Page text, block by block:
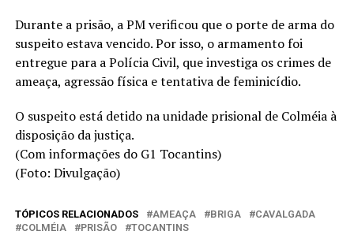
Durante a prisão, a PM verificou que o porte de arma do
suspeito estava vencido. Por isso, o armamento foi
entregue para a Polícia Civil, que investiga os crimes de
ameaça, agressão física e tentativa de feminicídio.
O suspeito está detido na unidade prisional de Colméia à
disposição da justiça.
(Com informações do G1 Tocantins)
(Foto: Divulgação)
TÓPICOS RELACIONADOS AMEAÇA BRIGA
CAVALGADA
COLMÉIA
PRISÃO TOCANTINS